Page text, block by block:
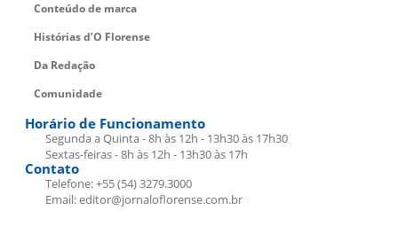
Conteúdo de marca
Histórias d’O Florense
Da Redação
Comunidade
Horário de Funcionamento
Segunda a Quinta - 8h às 12h - 13h30 às 17h30
Sextas-feiras - 8h às 12h - 13h30 às 17h
Contato
Telefone: +55 (54) 3279.3000
Email: editor@jornaloflorense.com.br